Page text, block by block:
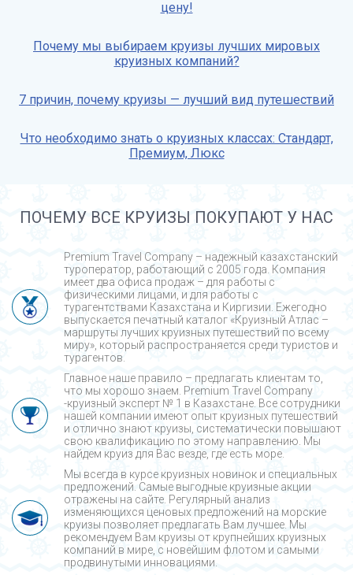
цену!
Почему мы выбираем круизы лучших мировых
круизных компаний?
7 причин, почему круизы — лучший вид путешествий
Что необходимо знать о круизных классах: Стандарт,
Премиум, Люкс
ПОЧЕМУ ВСЕ КРУИЗЫ ПОКУПАЮТ У НАС
Premium Travel Company – надежный казахстанский
туроператор, работающий с 2005 года. Компания
имеет два офиса продаж – для работы с
физическими лицами, и для работы с
турагентствами Казахстана и Киргизии. Ежегодно
выпускается печатный каталог «Круизный Атлас –
маршруты лучших круизных путешествий по всему
миру», который распространяется среди туристов и
турагентов.
Главное наше правило – предлагать клиентам то,
что мы хорошо знаем. Premium Travel Company
-круизный эксперт № 1 в Казахстане. Все сотрудники
нашей компании имеют опыт круизных путешествий
и отлично знают круизы, систематически повышают
свою квалификацию по этому направлению. Мы
найдем круиз для Вас везде, где есть море.
Мы всегда в курсе круизных новинок и специальных
предложений. Самые выгодные круизные акции
отражены на сайте. Регулярный анализ
изменяющихся ценовых предложений на морские
круизы позволяет предлагать Вам лучшее. Мы
рекомендуем Вам круизы от крупнейших круизных
компаний в мире, с новейшим флотом и самыми
продвинутыми инновациями.